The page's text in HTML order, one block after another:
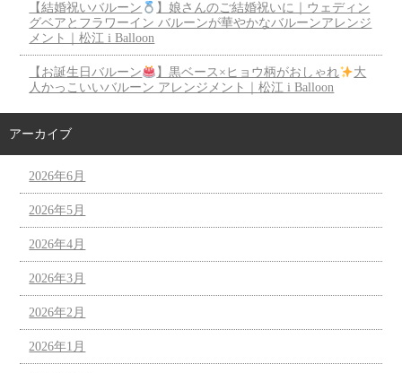
【結婚祝いバルーン
】娘さんのご結婚祝いに｜ウェディン
グベアとフラワーイン バルーンが華やかなバルーンアレンジ
メント｜松江 i Balloon
【お誕生日バルーン 】黒ベース×ヒョウ柄がおしゃれ
大
人かっこいいバルーン アレンジメント｜松江 i Balloon
アーカイブ
2026年6月
2026年5月
2026年4月
2026年3月
2026年2月
2026年1月